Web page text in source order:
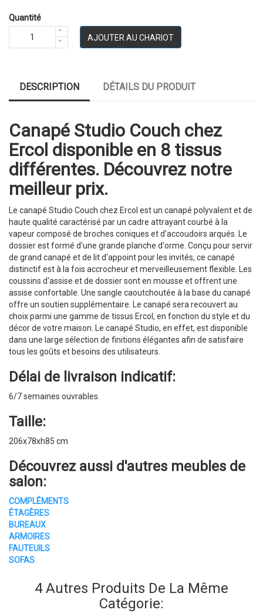
Quantité
AJOUTER AU CHARIOT
DESCRIPTION DÉTAILS DU PRODUIT
Canapé Studio Couch chez
Ercol disponible en 8 tissus
différentes. Découvrez notre
meilleur prix.
Le canapé Studio Couch chez Ercol est un canapé polyvalent et de
haute qualité caractérisé par un cadre attrayant courbé à la
vapeur composé de broches coniques et d'accoudoirs arqués. Le
dossier est formé d'une grande planche d'orme. Conçu pour servir
de grand canapé et de lit d'appoint pour les invités, ce canapé
distinctif est à la fois accrocheur et merveilleusement flexible. Les
coussins d'assise et de dossier sont en mousse et offrent une
assise confortable. Une sangle caoutchoutée à la base du canapé
offre un soutien supplémentaire. Le canapé sera recouvert au
choix parmi une gamme de tissus Ercol, en fonction du style et du
décor de votre maison. Le canapé Studio, en effet, est disponible
dans une large sélection de finitions élégantes afin de satisfaire
tous les goûts et besoins des utilisateurs.
Délai de livraison indicatif:
6/7 semaines ouvrables.
Taille:
206x78xh85 cm
Découvrez aussi d'autres meubles de
salon:
COMPLÉMENTS
ÉTAGÈRES
BUREAUX
ARMOIRES
FAUTEUILS
SOFAS
4 Autres Produits De La Même
Catégorie: